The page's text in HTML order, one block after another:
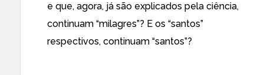
e que, agora, já são explicados pela ciência,
continuam “milagres”? E os “santos”
respectivos, continuam “santos”?